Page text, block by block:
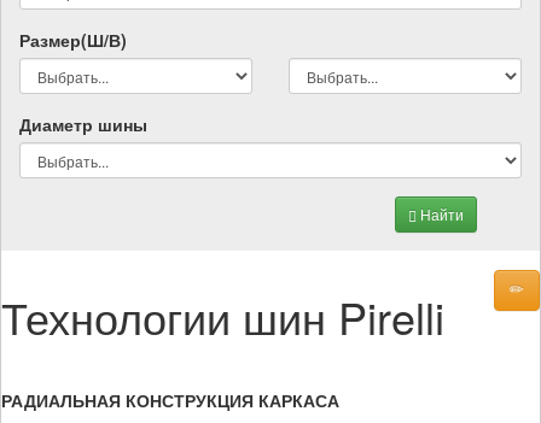
Размер(Ш/В)
Диаметр шины
Найти
Технологии шин Pirelli
РАДИАЛЬНАЯ КОНСТРУКЦИЯ КАРКАСА